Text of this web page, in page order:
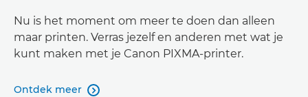
Nu is het moment om meer te doen dan alleen
maar printen. Verras jezelf en anderen met wat je
kunt maken met je Canon PIXMA-printer.
Ontdek meer 